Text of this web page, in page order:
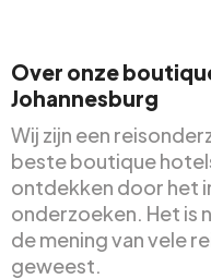
Over onze
Johannesburg
Wij zijn een
beste boutique
ontdekken door het
onderzoeken. Het is
de mening van vele
geweest.